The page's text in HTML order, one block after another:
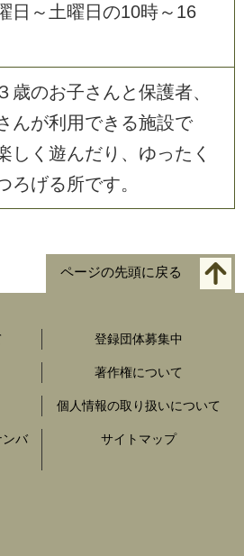
日～土曜日の10時～16
歳のお子さんと保護者、
んが利用できる施設で
しく遊んだり、ゆったく
ろげる所です。
ページの先頭に戻る
登録団体募集中
著作権について
個人情報の取り扱いについて
ンバ
サイトマップ